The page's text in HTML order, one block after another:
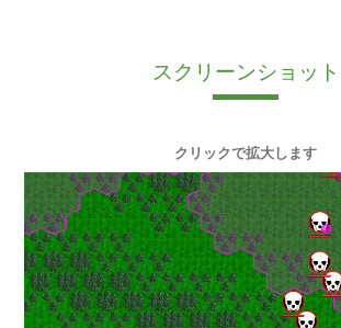
スクリーンショット
クリックで拡大します